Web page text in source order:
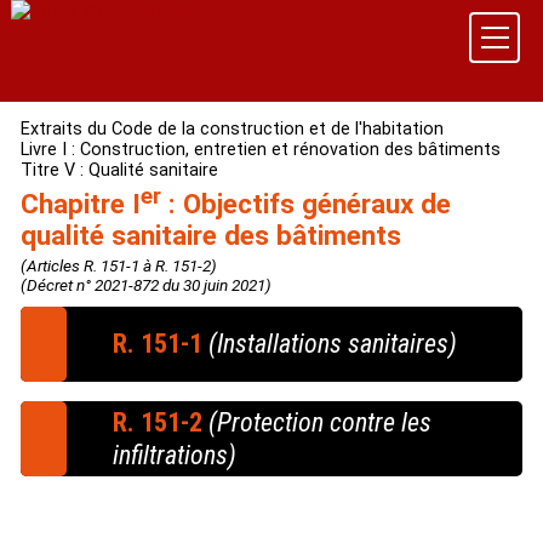
Extraits du Code de la construction et de l'habitation
Livre I : Construction, entretien et rénovation des bâtiments
Titre V : Qualité sanitaire
Chapitre Ier: Objectifs généraux de
qualité sanitaire des bâtiments
(Articles R. 151-1 à R. 151-2)
(Décret n° 2021-872 du 30 juin 2021)
R. 151-1 (Installations sanitaires)
Tout logement doit :
a) Comporter au moins une pièce spéciale pour la
toilette, avec une douche ou une baignoire et un
R. 151-2 (Protection contre les
infiltrations)